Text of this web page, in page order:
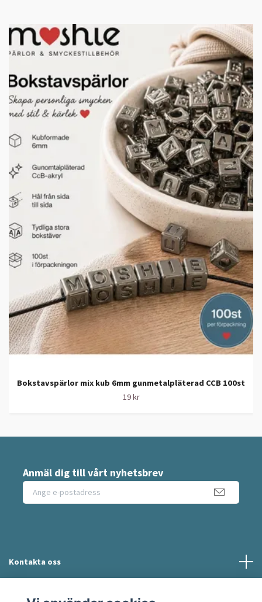
Bokstavspärlor mix kub 6mm gunmetalpläterad CCB 100st
19 kr
Anmäl dig till vårt nyhetsbrev
Kontakta oss